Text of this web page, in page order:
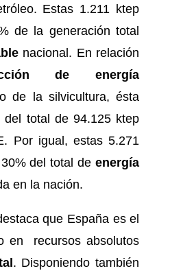
Estas 1.211 ktep
de la generación total
nacional. En relación
de energía
de la silvicultura, ésta
del total de 94.125 ktep
Por igual, estas 5.271
del total deenergía
en la nación.
que España es el
en recursos absolutos
. Disponiendo también